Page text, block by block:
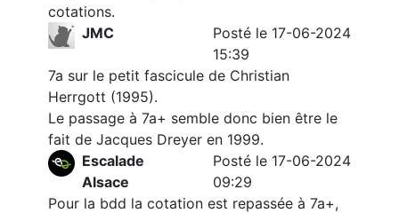
cotations.
JMC
Posté le 17-06-2024
15:39
7a sur le petit fascicule de Christian
Herrgott (1995).
Le passage à 7a+ semble donc bien être le
fait de Jacques Dreyer en 1999.
Escalade
Alsace
Posté le 17-06-2024
09:29
Pour la bdd la cotation est repassée à 7a+,